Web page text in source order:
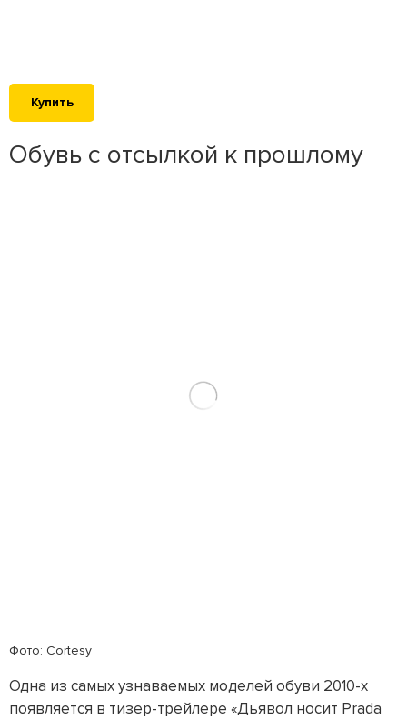
Купить
Обувь с отсылкой к прошлому
Фото: Cortesy
Одна из самых узнаваемых моделей обуви 2010-х
появляется в тизер-трейлере «Дьявол носит Prada